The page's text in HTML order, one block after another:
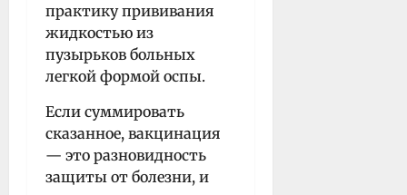
практику прививания
жидкостью из
пузырьков больных
легкой формой оспы.
Если суммировать
сказанное, вакцинация
— это разновидность
защиты от болезни, и